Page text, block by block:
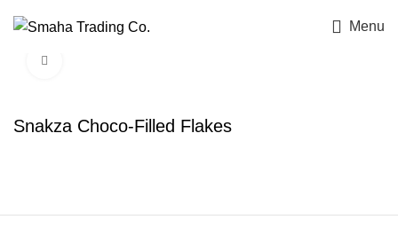
Menu
Snakza Choco-Filled Flakes